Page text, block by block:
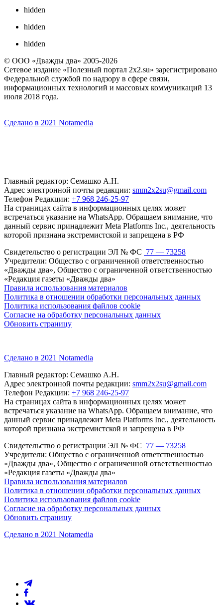
hidden
hidden
hidden
© ООО «Дважды два» 2005-2026
Сетевое издание «Полезный портал 2x2.su» зарегистрировано
Федеральной службой по надзору в сфере связи,
информационных технологий и массовых коммуникаций 13
июля 2018 года.
Сделано в 2021 Notamedia
Главный редактор: Семашко А.Н.
Адрес электронной почты редакции: smm2x2su@gmail.com
Телефон Редакции: +7 968 246-25-97
На страницах сайта в информационных целях может
встречаться указание на WhatsApp. Обращаем внимание, что
данный сервис принадлежит Meta Platforms Inc., деятельность
которой признана экстремистской и запрещена в РФ
Свидетельство о регистрации ЭЛ № ФС 77 — 73258
Учредители: Общество с ограниченной ответственностью
«Дважды два», Общество с ограниченной ответственностью
«Редакция газеты «Дважды два»
Правила использования материалов
Политика в отношении обработки персональных данных
Политика использования файлов cookie
Согласие на обработку персональных данных
Обновить страницу
Сделано в 2021 Notamedia
Главный редактор: Семашко А.Н.
Адрес электронной почты редакции: smm2x2su@gmail.com
Телефон Редакции: +7 968 246-25-97
На страницах сайта в информационных целях может
встречаться указание на WhatsApp. Обращаем внимание, что
данный сервис принадлежит Meta Platforms Inc., деятельность
которой признана экстремистской и запрещена в РФ
Свидетельство о регистрации ЭЛ № ФС 77 — 73258
Учредители: Общество с ограниченной ответственностью
«Дважды два», Общество с ограниченной ответственностью
«Редакция газеты «Дважды два»
Правила использования материалов
Политика в отношении обработки персональных данных
Политика использования файлов cookie
Согласие на обработку персональных данных
Обновить страницу
Сделано в 2021 Notamedia